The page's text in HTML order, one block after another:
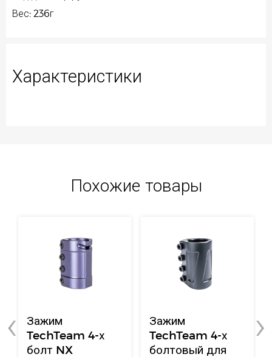
Вес: 236г
Характеристики
Похожие товары
Зажим
TechTeam 4-х
болт NX
Зажим
TechTeam 4-х
болтовый для
‹ ›